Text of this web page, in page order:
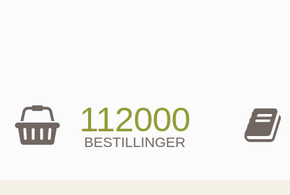
112000
BESTILLINGER